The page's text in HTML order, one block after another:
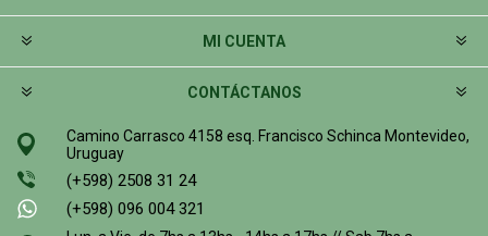
MI CUENTA
CONTÁCTANOS
Camino Carrasco 4158 esq. Francisco Schinca Montevideo,
Uruguay
(+598) 2508 31 24
(+598) 096 004 321